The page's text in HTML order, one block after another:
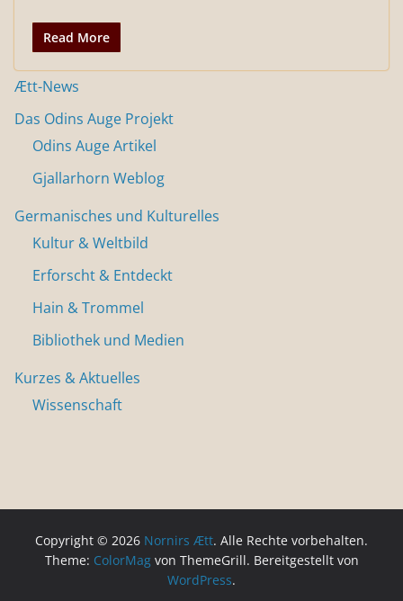
Read More
Ætt-News
Das Odins Auge Projekt
Odins Auge Artikel
Gjallarhorn Weblog
Germanisches und Kulturelles
Kultur & Weltbild
Erforscht & Entdeckt
Hain & Trommel
Bibliothek und Medien
Kurzes & Aktuelles
Wissenschaft
Copyright © 2026 Nornirs Ætt. Alle Rechte vorbehalten.
Theme: ColorMagvon ThemeGrill. Bereitgestellt von
WordPress.